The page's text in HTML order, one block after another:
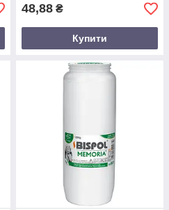
48,88 ₴
Купити